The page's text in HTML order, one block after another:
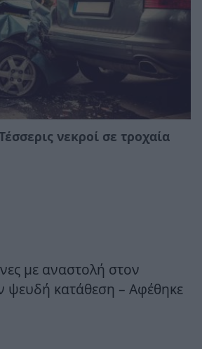
νεκροί σε τροχαία
με αναστολή στον
ψευδή κατάθεση – Αφέθηκε